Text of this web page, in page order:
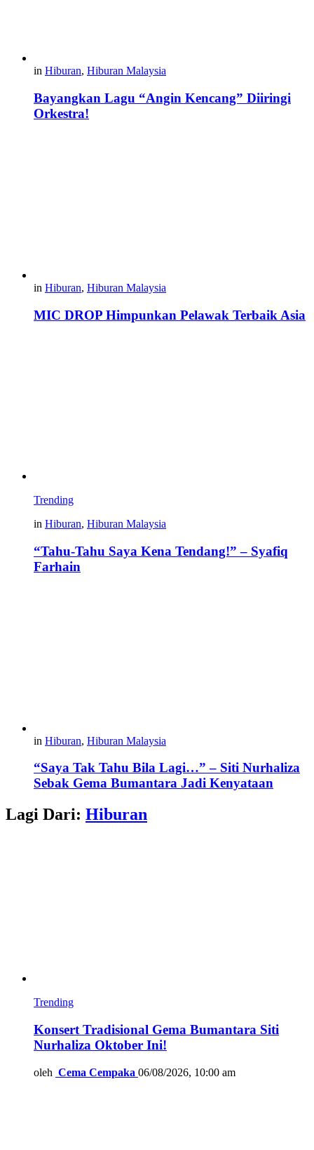
in Hiburan, Hiburan Malaysia
Bayangkan Lagu “Angin Kencang” Diiringi
Orkestra!
in Hiburan, Hiburan Malaysia
MIC DROP Himpunkan Pelawak Terbaik Asia
Trending
in Hiburan, Hiburan Malaysia
“Tahu-Tahu Saya Kena Tendang!” – Syafiq
Farhain
in Hiburan, Hiburan Malaysia
“Saya Tak Tahu Bila Lagi…” – Siti Nurhaliza
Sebak Gema Bumantara Jadi Kenyataan
Lagi Dari: Hiburan
Trending
Konsert Tradisional Gema Bumantara Siti
Nurhaliza Oktober Ini!
oleh Cema Cempaka 06/08/2026, 10:00 am